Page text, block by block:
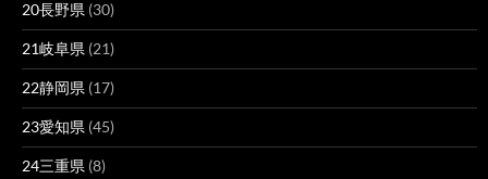
20長野県 (30)
21岐阜県 (21)
22静岡県 (17)
23愛知県 (45)
24三重県 (8)